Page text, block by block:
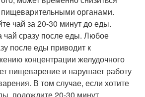
органами.
чай за 20-30 минут до еды.
чай сразу после еды. Любое
после еды приводит к
концентрации желудочного
пищеварение и нарушает работу
В том случае, если хотите
подождите 20-30 минут.